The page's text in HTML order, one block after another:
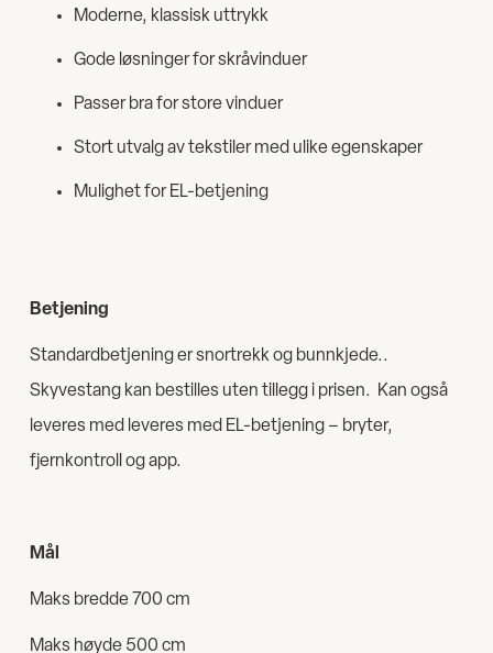
Moderne, klassisk uttrykk
Gode løsninger for skråvinduer
Passer bra for store vinduer
Stort utvalg av tekstiler med ulike egenskaper
Mulighet for EL-betjening
Betjening
Standardbetjening er snortrekk og bunnkjede..
Skyvestang kan bestilles uten tillegg i prisen. Kan også
leveres med leveres med EL-betjening – bryter,
fjernkontroll og app.
Mål
Maks bredde 700 cm
Maks høyde 500 cm